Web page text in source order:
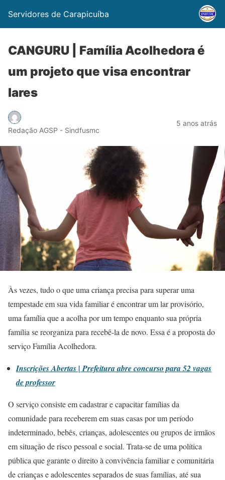
Servidores de Carapicuíba
CANGURU | Família Acolhedora é
um projeto que visa encontrar
lares
Redação AGSP - Sindfusmc
5 anos atrás
Às vezes, tudo o que uma criança precisa para superar uma
tempestade em sua vida familiar é encontrar um lar provisório,
uma família que a acolha por um tempo enquanto sua própria
família se reorganiza para recebê-la de novo. Essa é a proposta do
serviço Família Acolhedora.
Inscrições Abertas | Prefeitura abre concurso para 52 vagas
de professor
O serviço consiste em cadastrar e capacitar famílias da
comunidade para receberem em suas casas por um período
indeterminado, bebês, crianças, adolescentes ou grupos de irmãos
em situação de risco pessoal e social. Trata-se de uma política
pública que garante o direito à convivência familiar e comunitária
de crianças e adolescentes separados de suas famílias, até sua